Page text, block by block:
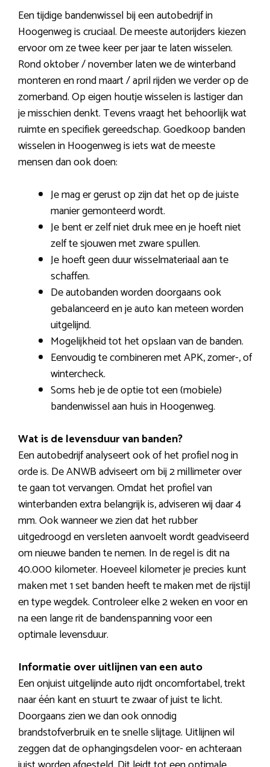
Een tijdige bandenwissel bij een autobedrijf in
Hoogenweg is cruciaal. De meeste autorijders kiezen
ervoor om ze twee keer per jaar te laten wisselen.
Rond oktober / november laten we de winterband
monteren en rond maart / april rijden we verder op de
zomerband. Op eigen houtje wisselen is lastiger dan
je misschien denkt. Tevens vraagt het behoorlijk wat
ruimte en specifiek gereedschap. Goedkoop banden
wisselen in Hoogenweg is iets wat de meeste
mensen dan ook doen:
Je mag er gerust op zijn dat het op de juiste
manier gemonteerd wordt.
Je bent er zelf niet druk mee en je hoeft niet
zelf te sjouwen met zware spullen.
Je hoeft geen duur wisselmateriaal aan te
schaffen.
De autobanden worden doorgaans ook
gebalanceerd en je auto kan meteen worden
uitgelijnd.
Mogelijkheid tot het opslaan van de banden.
Eenvoudig te combineren met APK, zomer-, of
wintercheck.
Soms heb je de optie tot een (mobiele)
bandenwissel aan huis in Hoogenweg.
Wat is de levensduur van banden?
Een autobedrijf analyseert ook of het profiel nog in
orde is. De ANWB adviseert om bij 2 millimeter over
te gaan tot vervangen. Omdat het profiel van
winterbanden extra belangrijk is, adviseren wij daar 4
mm. Ook wanneer we zien dat het rubber
uitgedroogd en versleten aanvoelt wordt geadviseerd
om nieuwe banden te nemen. In de regel is dit na
40.000 kilometer. Hoeveel kilometer je precies kunt
maken met 1 set banden heeft te maken met de rijstijl
en type wegdek. Controleer elke 2 weken en voor en
na een lange rit de bandenspanning voor een
optimale levensduur.
Informatie over uitlijnen van een auto
Een onjuist uitgelijnde auto rijdt oncomfortabel, trekt
naar één kant en stuurt te zwaar of juist te licht.
Doorgaans zien we dan ook onnodig
brandstofverbruik en te snelle slijtage. Uitlijnen wil
zeggen dat de ophangingsdelen voor- en achteraan